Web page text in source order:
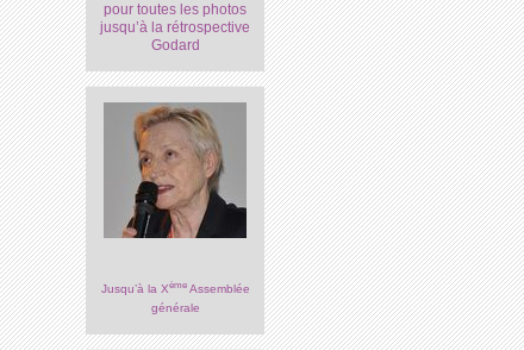
pour toutes les photos
jusqu’à la rétrospective
Godard
Jusqu’à la XèmeAssemblée
générale